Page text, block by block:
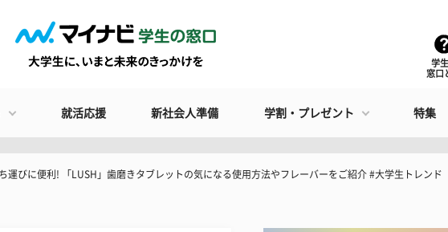
学
窓口
就活応援 新社会人準備 学割・プレゼント 特集
運びに便利! 「LUSH」歯磨きタブレットの気になる使用方法やフレーバーをご紹介 #大学生トレンド